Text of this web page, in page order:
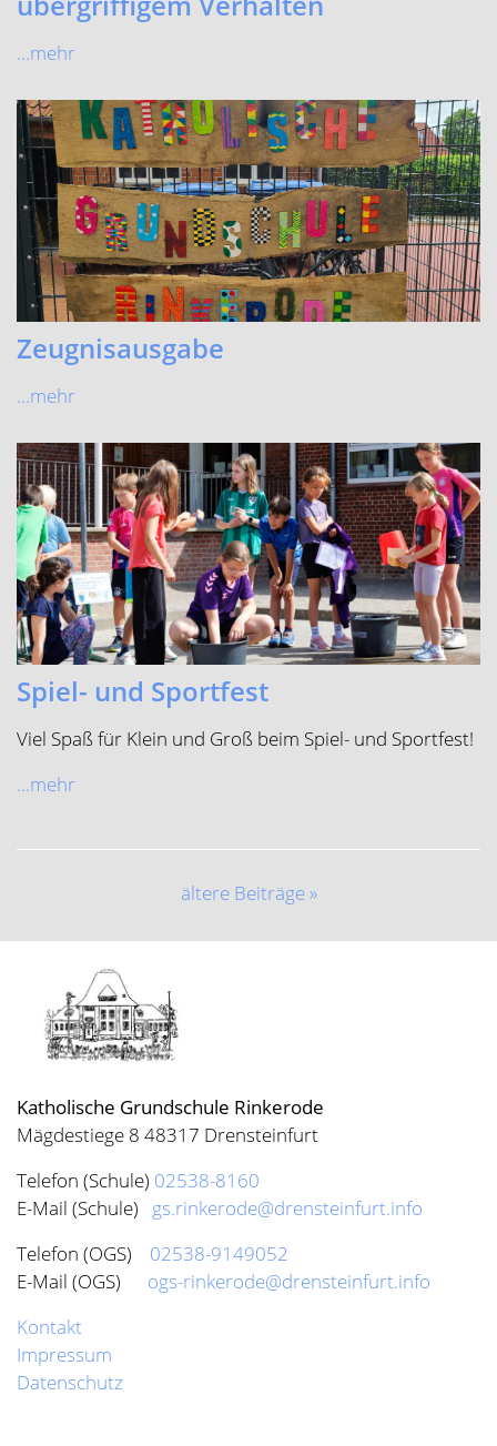
Zeugnisausgabe
...mehr
Spiel- und Sportfest
Viel Spaß für Klein und Groß beim Spiel- und Sportfest!
...mehr
ältere Beiträge »
Mägdestiege 8 48317 Drensteinfurt
Telefon (Schule)02538-8160
E-Mail (Schule)
Telefon (OGS)02538-9149052
E-Mail (OGS)ogs-rinkerode@drensteinfurt.info
Impressum
Datenschutz